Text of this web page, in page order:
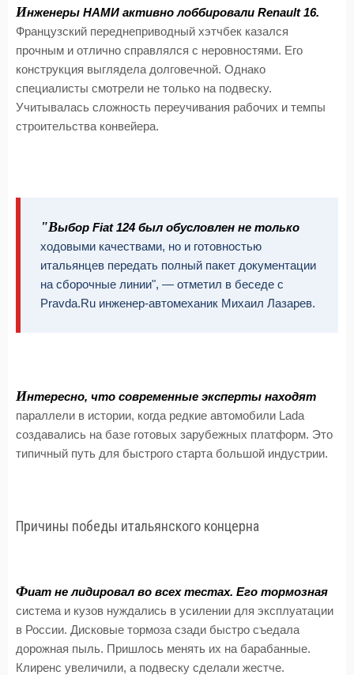
Инженеры НАМИ активно лоббировали Renault 16.
Французский переднеприводный хэтчбек казался
прочным и отлично справлялся с неровностями. Его
конструкция выглядела долговечной. Однако
специалисты смотрели не только на подвеску.
Учитывалась сложность переучивания рабочих и темпы
строительства конвейера.
"Выбор Fiat 124 был обусловлен не только
ходовыми качествами, но и готовностью
итальянцев передать полный пакет документации
на сборочные линии", — отметил в беседе с
Pravda.Ru инженер-автомеханик Михаил Лазарев.
Интересно, что современные эксперты находят
параллели в истории, когда редкие автомобили Lada
создавались на базе готовых зарубежных платформ. Это
типичный путь для быстрого старта большой индустрии.
Причины победы итальянского концерна
Фиат не лидировал во всех тестах. Его тормозная
система и кузов нуждались в усилении для эксплуатации
в России. Дисковые тормоза сзади быстро съедала
дорожная пыль. Пришлось менять их на барабанные.
Клиренс увеличили, а подвеску сделали жестче.